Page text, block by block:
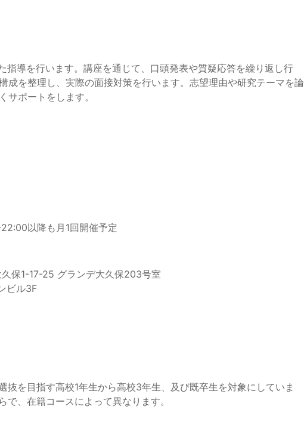
指導を行います。講座を通じて、口頭発表や質疑応答を繰り返し行
成を整理し、実際の面接対策を行います。志望理由や研究テーマを論
サポートをします。
以降も月1回開催予定
保1-17-25 グランデ大久保203号室
ビル3F
抜を目指す高校1年生から高校3年生、及び既卒生を対象にしていま
、在籍コースによって異なります。